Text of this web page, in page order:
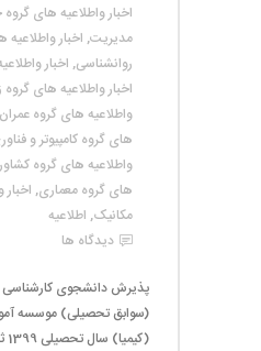
اخبار واطلاعیه های
مدیریت, اخبار
روانشناسی, اخبار
اخبار واطلاعیه های
واطلاعیه های گروه عمران
های گروه کامپیوتر و
واطلاعیه های گروه
های گروه معماری,
مکانیک, اطلاعیه
دیدگاه ها
پذیرش دانشجوی کارشناسی
(سوابق تحصیلی) موسسه